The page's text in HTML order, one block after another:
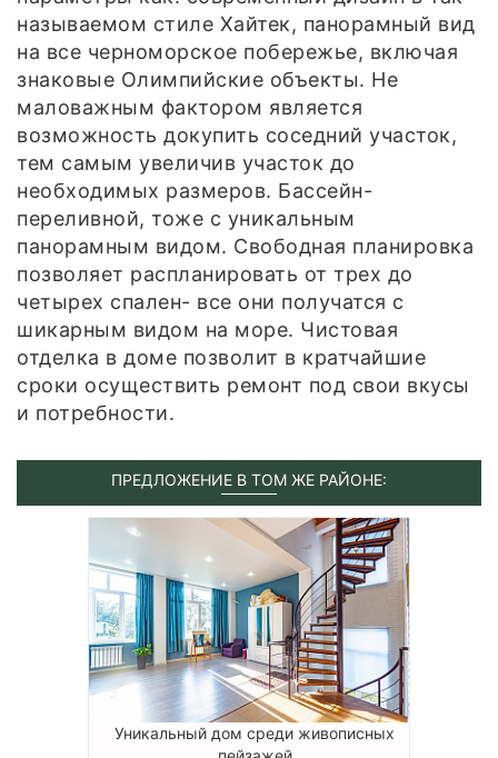
называемом стиле Хайтек, панорамный вид
на все черноморское побережье, включая
знаковые Олимпийские объекты. Не
маловажным фактором является
возможность докупить соседний участок,
тем самым увеличив участок до
необходимых размеров. Бассейн-
переливной, тоже с уникальным
панорамным видом. Свободная планировка
позволяет распланировать от трех до
четырех спален- все они получатся с
шикарным видом на море. Чистовая
отделка в доме позволит в кратчайшие
сроки осуществить ремонт под свои вкусы
и потребности.
ПРЕДЛОЖЕНИЕ В ТОМ ЖЕ РАЙОНЕ:
Уникальный дом среди живописных